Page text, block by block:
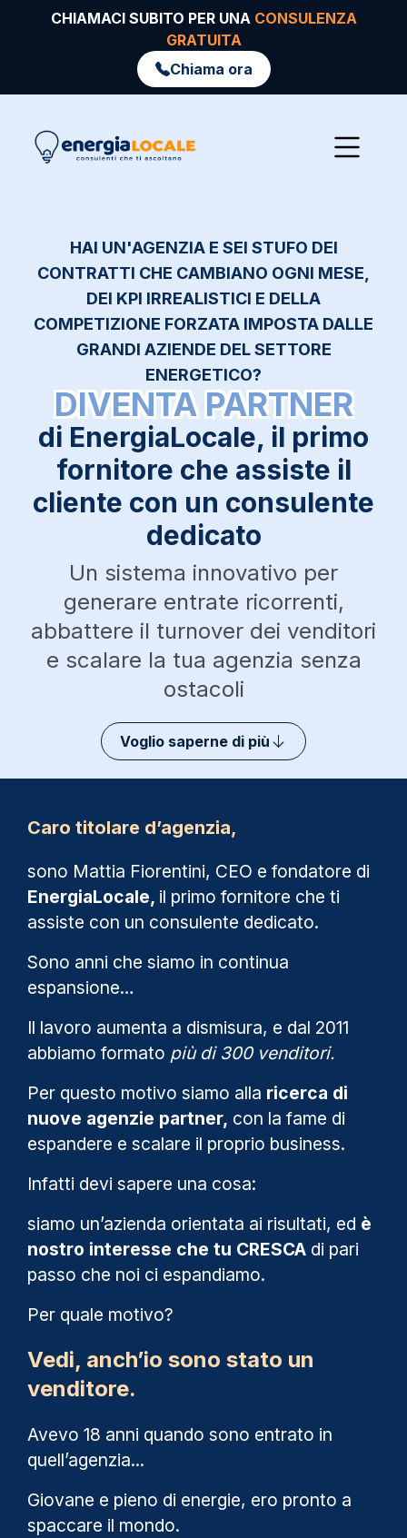
CHIAMACI SUBITO PER UNA CONSULENZA
GRATUITA
Chiama ora
HAI UN'AGENZIA E SEI STUFO DEI
CONTRATTI CHE CAMBIANO OGNI MESE,
DEI KPI IRREALISTICI E DELLA
COMPETIZIONE FORZATA IMPOSTA DALLE
GRANDI AZIENDE DEL SETTORE
ENERGETICO?
DIVENTA PARTNER
di EnergiaLocale, il primo
fornitore che assiste il
cliente con un consulente
dedicato
Un sistema innovativo per
generare entrate ricorrenti,
abbattere il turnover dei venditori
e scalare la tua agenzia senza
ostacoli
Voglio saperne di più
Caro titolare d’agenzia,
sono Mattia Fiorentini, CEO e fondatore di
EnergiaLocale, il primo fornitore che ti
assiste con un consulente dedicato.
Sono anni che siamo in continua
espansione…
Il lavoro aumenta a dismisura, e dal 2011
abbiamo formato più di 300 venditori.
Per questo motivo siamo alla ricerca di
nuove agenzie partner, con la fame di
espandere e scalare il proprio business.
Infatti devi sapere una cosa:
siamo un’azienda orientata ai risultati, ed è
nostro interesse che tu CRESCA di pari
passo che noi ci espandiamo.
Per quale motivo?
Vedi, anch’io sono stato un
venditore.
Avevo 18 anni quando sono entrato in
quell’agenzia...
Giovane e pieno di energie, ero pronto a
spaccare il mondo.